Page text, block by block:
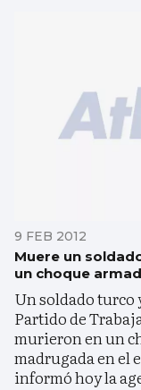
9 FEB 2012
Muere un
un choque
Un soldado
Partido de
murieron en un
madrugada en el
informó hoy la